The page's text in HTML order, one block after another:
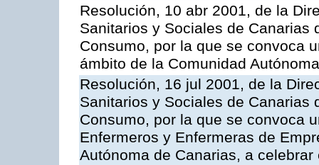
Resolución, 10 abr 2001, de la
Sanitarios y Sociales de Canarias
Consumo, por la que se convoca
ámbito de la Comunidad
Resolución, 16 jul 2001, de la
Sanitarios y Sociales de Canarias
Consumo, por la que se convoca
Enfermeros y Enfermeras de
Autónoma de Canarias, a